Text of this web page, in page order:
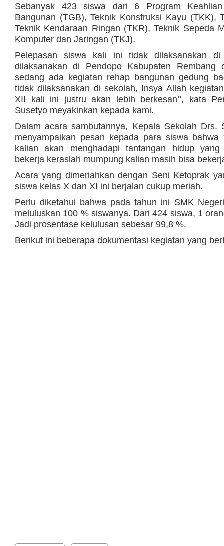
Sebanyak 423 siswa dari 6 Program
Bangunan (TGB), Teknik Konstruksi Kayu (TKK),
Teknik Kendaraan Ringan (TKR), Teknik Sepeda
Komputer dan Jaringan (TKJ).
Pelepasan siswa kali ini tidak dilaksanakan
dilaksanakan di Pendopo Kabupaten Rembang
sedang ada kegiatan rehap bangunan gedung
tidak dilaksanakan di sekolah, Insya Allah
XII kali ini justru akan lebih berkesan’’, kata
Susetyo meyakinkan kepada kami.
Dalam acara sambutannya, Kepala Sekolah Drs.
menyampaikan pesan kepada para siswa
kalian akan menghadapi tantangan hidup
bekerja keraslah mumpung kalian masih bisa
Acara yang dimeriahkan dengan Seni Ketoprak
siswa kelas X dan XI ini berjalan cukup meriah.
Perlu diketahui bahwa pada tahun ini SMK
meluluskan 100 % siswanya. Dari 424 siswa, 1
Jadi prosentase kelulusan sebesar 99,8 %.
Berikut ini beberapa dokumentasi kegiatan yang